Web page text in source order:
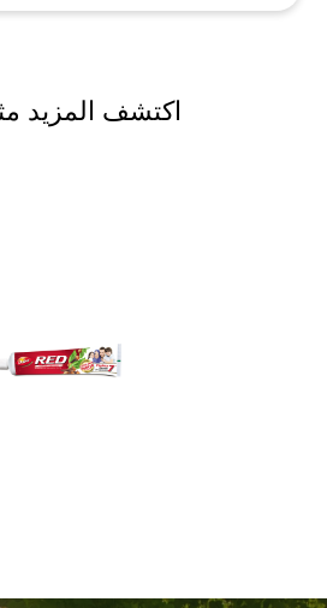
اكتشف المزيد